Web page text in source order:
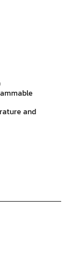
and